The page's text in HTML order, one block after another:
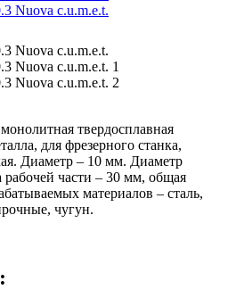
твердосплавная
для фрезерного станка,
Диаметр – 10 мм. Диаметр
части – 30 мм, общая
материалов – сталь,
чугун.